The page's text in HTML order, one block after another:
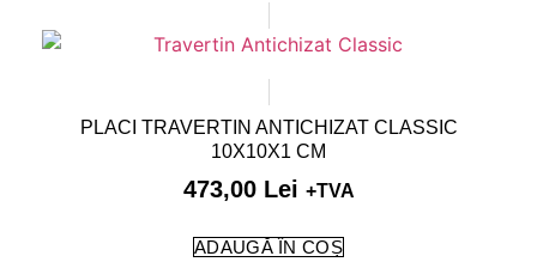
PLACI TRAVERTIN ANTICHIZAT CLASSIC
10X10X1 CM
473,00 Lei +TVA
ADAUGĂ ÎN COȘ